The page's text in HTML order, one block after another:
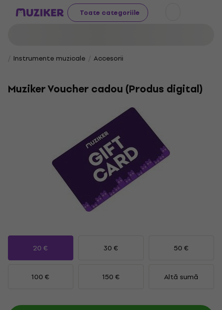
Toate categoriile
Instrumente muzicale Accesorii
Muziker Voucher cadou (Produs digital)
20 € 30 € 50 €
100 € 150 € Altă sumă